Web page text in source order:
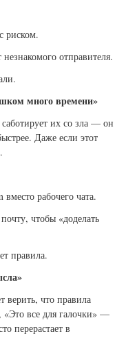
риском.
отправителя.
много времени»
их со зла — он
Даже если этот
рабочего чата.
чтобы «доделать
правила.
верить, что правила
«Это все для галочки» —
перерастает в